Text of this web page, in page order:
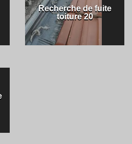
Recherche de fuite
toiture 20